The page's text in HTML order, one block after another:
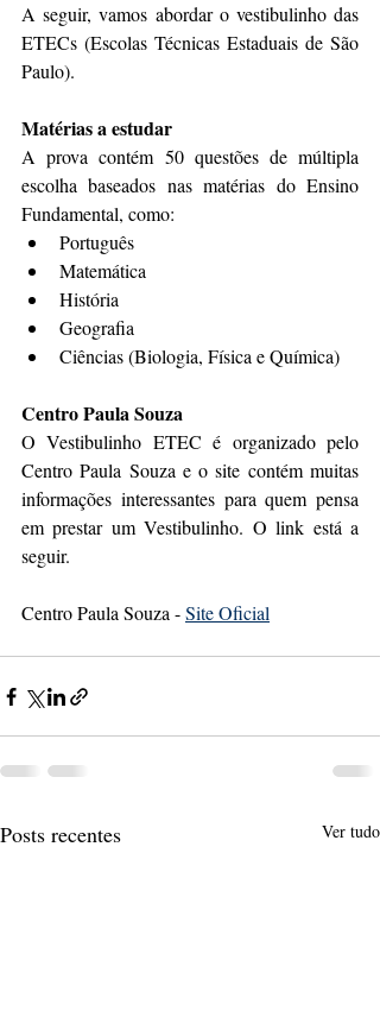
A seguir, vamos abordar o vestibulinho das
ETECs (Escolas Técnicas Estaduais de São
Paulo).
Matérias a estudar
A prova contém 50 questões de múltipla
escolha baseados nas matérias do Ensino
Fundamental, como:
Português
Matemática
História
Geografia
Ciências (Biologia, Física e Química)
Centro Paula Souza
O Vestibulinho ETEC é organizado pelo
Centro Paula Souza e o site contém muitas
informações interessantes para quem pensa
em prestar um Vestibulinho. O link está a
seguir.
Centro Paula Souza - Site Oficial
Posts recentes Ver tudo